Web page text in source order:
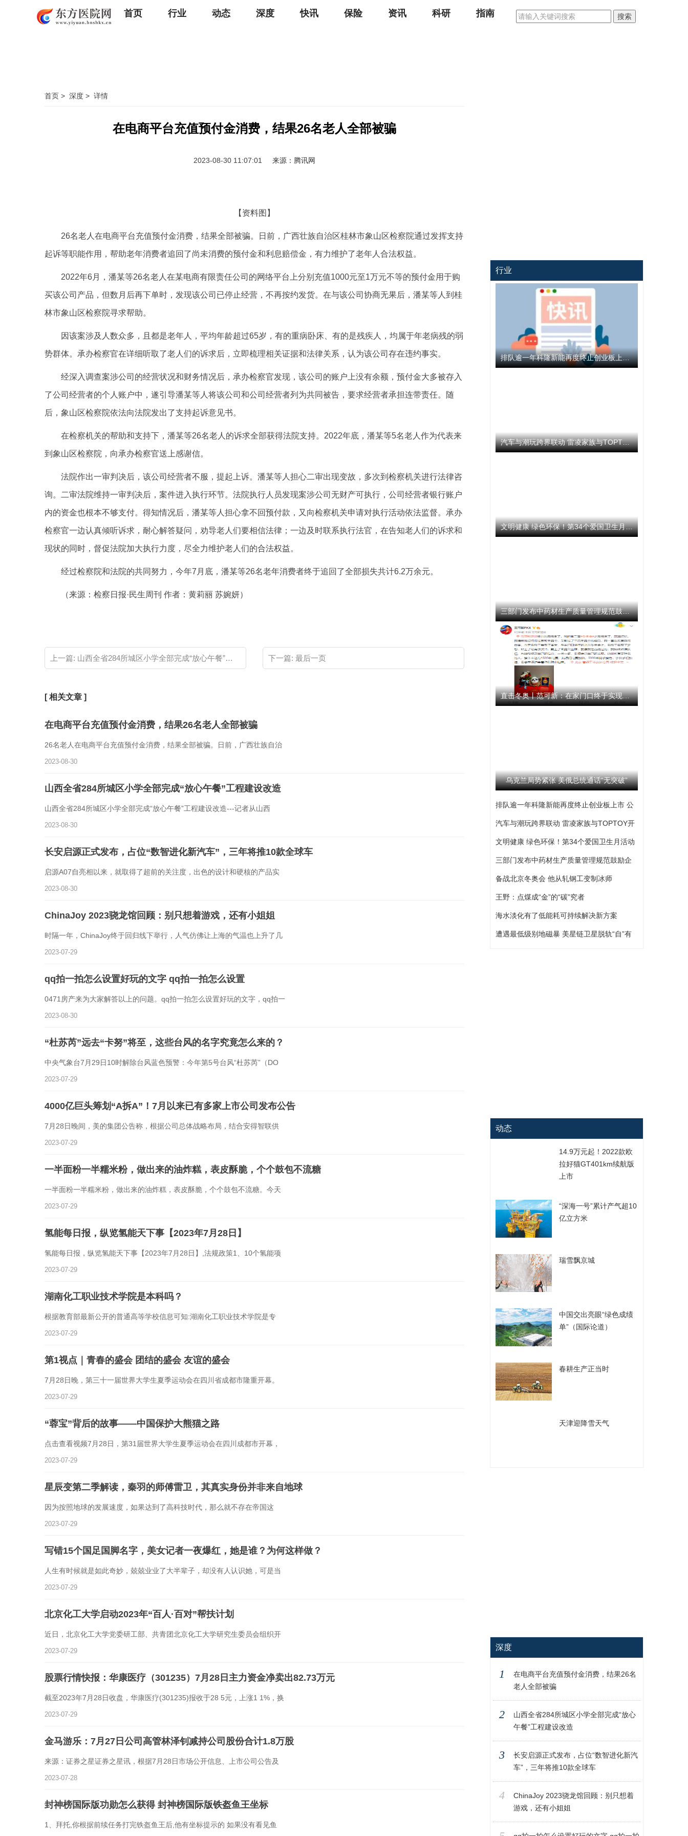
首页 行业 动态 深度 快讯 保险 资讯 科研 指南 搜索
首页 > 深度 > 详情
在电商平台充值预付金消费，结果26名老人全部被骗
2023-08-30 11:07:01 来源：腾讯网
【资料图】
26名老人在电商平台充值预付金消费，结果全部被骗。日前，广西壮族自治区桂林市象山区检察院通过发挥支持
起诉等职能作用，帮助老年消费者追回了尚未消费的预付金和利息赔偿金，有力维护了老年人合法权益。
2022年6月，潘某等26名老人在某电商有限责任公司的网络平台上分别充值1000元至1万元不等的预付金用于购
买该公司产品，但数月后再下单时，发现该公司已停止经营，不再按约发货。在与该公司协商无果后，潘某等人到桂
林市象山区检察院寻求帮助。
因该案涉及人数众多，且都是老年人，平均年龄超过65岁，有的重病卧床、有的是残疾人，均属于年老病残的弱
势群体。承办检察官在详细听取了老人们的诉求后，立即梳理相关证据和法律关系，认为该公司存在违约事实。
经深入调查案涉公司的经营状况和财务情况后，承办检察官发现，该公司的账户上没有余额，预付金大多被存入
了公司经营者的个人账户中，遂引导潘某等人将该公司和公司经营者列为共同被告，要求经营者承担连带责任。随
后，象山区检察院依法向法院发出了支持起诉意见书。
在检察机关的帮助和支持下，潘某等26名老人的诉求全部获得法院支持。2022年底，潘某等5名老人作为代表来
到象山区检察院，向承办检察官送上感谢信。
法院作出一审判决后，该公司经营者不服，提起上诉。潘某等人担心二审出现变故，多次到检察机关进行法律咨
询。二审法院维持一审判决后，案件进入执行环节。法院执行人员发现案涉公司无财产可执行，公司经营者银行账户
内的资金也根本不够支付。得知情况后，潘某等人担心拿不回预付款，又向检察机关申请对执行活动依法监督。承办
检察官一边认真倾听诉求，耐心解答疑问，劝导老人们要相信法律；一边及时联系执行法官，在告知老人们的诉求和
现状的同时，督促法院加大执行力度，尽全力维护老人们的合法权益。
经过检察院和法院的共同努力，今年7月底，潘某等26名老年消费者终于追回了全部损失共计6.2万余元。
（来源：检察日报·民生周刊 作者：黄莉丽 苏婉妍）
上一篇: 山西全省284所城区小学全部完成“放心午餐”工程建设改造 下一篇:最后一页
[ 相关文章 ]
在电商平台充值预付金消费，结果26名老人全部被骗
26名老人在电商平台充值预付金消费，结果全部被骗。日前，广西壮族自治
2023-08-30
山西全省284所城区小学全部完成“放心午餐”工程建设改造
山西全省284所城区小学全部完成“放心午餐”工程建设改造---记者从山西
2023-08-30
长安启源正式发布，占位“数智进化新汽车”，三年将推10款全球车
启源A07自亮相以来，就取得了超前的关注度，出色的设计和硬核的产品实
2023-08-30
ChinaJoy 2023骁龙馆回顾：别只想着游戏，还有小姐姐
时隔一年，ChinaJoy终于回归线下举行，人气仿佛让上海的气温也上升了几
2023-07-29
qq拍一拍怎么设置好玩的文字 qq拍一拍怎么设置
0471房产来为大家解答以上的问题。qq拍一拍怎么设置好玩的文字，qq拍一
2023-08-30
“杜苏芮”远去“卡努”将至，这些台风的名字究竟怎么来的？
中央气象台7月29日10时解除台风蓝色预警：今年第5号台风“杜苏芮”（DO
2023-07-29
4000亿巨头筹划“A拆A”！7月以来已有多家上市公司发布公告
7月28日晚间，美的集团公告称，根据公司总体战略布局，结合安得智联供
2023-07-29
一半面粉一半糯米粉，做出来的油炸糕，表皮酥脆，个个鼓包不流糖
一半面粉一半糯米粉，做出来的油炸糕，表皮酥脆，个个鼓包不流糖。今天
2023-07-29
氢能每日报，纵览氢能天下事【2023年7月28日】
氢能每日报，纵览氢能天下事【2023年7月28日】,法规政策1、10个氢能项
2023-07-29
湖南化工职业技术学院是本科吗？
根据教育部最新公开的普通高等学校信息可知:湖南化工职业技术学院是专
2023-07-29
第1视点｜青春的盛会 团结的盛会 友谊的盛会
7月28日晚，第三十一届世界大学生夏季运动会在四川省成都市隆重开幕。
2023-07-29
“蓉宝”背后的故事——中国保护大熊猫之路
点击查看视频7月28日，第31届世界大学生夏季运动会在四川成都市开幕，
2023-07-29
星辰变第二季解读，秦羽的师傅雷卫，其真实身份并非来自地球
因为按照地球的发展速度，如果达到了高科技时代，那么就不存在帝国这
2023-07-29
写错15个国足国脚名字，美女记者一夜爆红，她是谁？为何这样做？
人生有时候就是如此奇妙，兢兢业业了大半辈子，却没有人认识她，可是当
2023-07-29
北京化工大学启动2023年“百人·百对”帮扶计划
近日，北京化工大学党委研工部、共青团北京化工大学研究生委员会组织开
2023-07-29
股票行情快报：华康医疗（301235）7月28日主力资金净卖出82.73万元
截至2023年7月28日收盘，华康医疗(301235)报收于28 5元，上涨1 1%，换
2023-07-29
金马游乐：7月27日公司高管林泽钊减持公司股份合计1.8万股
来源：证券之星证券之星讯，根据7月28日市场公开信息、上市公司公告及
2023-07-28
封神榜国际版功勋怎么获得 封神榜国际版铁盔鱼王坐标
1、拜托,你根据前续任务打完铁盔鱼王后,他有坐标提示的 如果没有看见鱼
行业
排队逾一年科隆新能再度终止创业板上市 公司撤回发行上市申请文件
汽车与潮玩跨界联动 雷凌家族与TOPTOY开启跨界联名合作
文明健康 绿色环保！第34个爱国卫生月活动启动
三部门发布中药材生产质量管理规范鼓励企业开展选育
直击冬奥丨范可新：在家门口终于实现了梦想 我始终相信队伍
乌克兰局势紧张 美俄总统通话“无突破”
排队逾一年科隆新能再度终止创业板上市 公
司撤回发行上市申请文件
汽车与潮玩跨界联动 雷凌家族与TOPTOY开
启跨界联名合作
文明健康 绿色环保！第34个爱国卫生月活动
启动
三部门发布中药材生产质量管理规范鼓励企
业开展选育
备战北京冬奥会 他从轧钢工变制冰师
王野：点煤成“金”的“碳”究者
海水淡化有了低能耗可持续解决新方案
遭遇最低级别地磁暴 美星链卫星脱轨“自”有
动态
​14.9万元起！2022款欧
拉好猫GT401km续航版
上市
​“深海一号”累计产气超10
亿立方米
​瑞雪飘京城
​中国交出亮眼“绿色成绩
单”（国际论道）
​春耕生产正当时
​天津迎降雪天气
深度
1
在电商平台充值预付金消费，结果26名
老人全部被骗
2
山西全省284所城区小学全部完成“放心
午餐”工程建设改造
3
长安启源正式发布，占位“数智进化新汽
车”，三年将推10款全球车
4
ChinaJoy 2023骁龙馆回顾：别只想着
游戏，还有小姐姐